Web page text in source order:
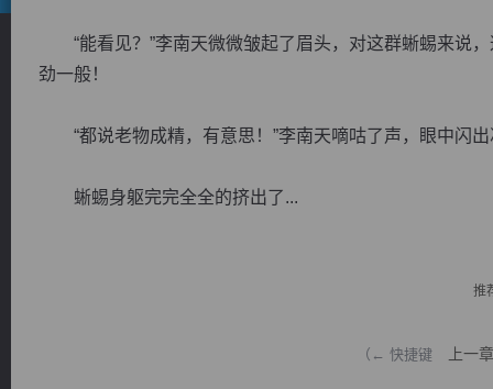
“能看见？”李南天微微皱起了眉头，对这群蜥蜴来说
劲一般！
“都说老物成精，有意思！”李南天嘀咕了声，眼中闪出
蜥蜴身躯完完全全的挤出了...
推
（← 快捷键 上一章